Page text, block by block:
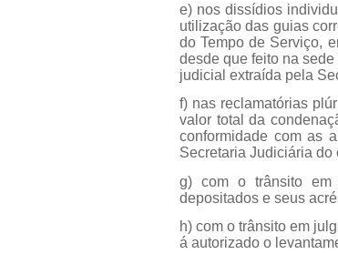
e) nos dissídios
utilização das guias
do Tempo de Serviço,
desde que feito na
judicial extraída pela
f) nas reclamatórias
valor total da
conformidade com as
Secretaria Judiciária do
g) com o trânsito em
depositados e seus
h) com o trânsito em
á autorizado o